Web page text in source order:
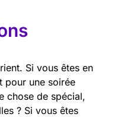
Si vous êtes en
pour une soirée
chose de spécial,
? Si vous êtes